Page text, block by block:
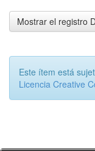
Mostrar el registro
Este ítem está
Licencia Creative